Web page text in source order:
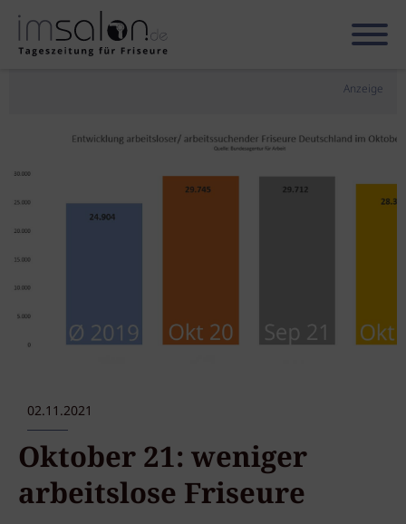
Anzeige
02.11.2021
Oktober 21: weniger
arbeitslose Friseure